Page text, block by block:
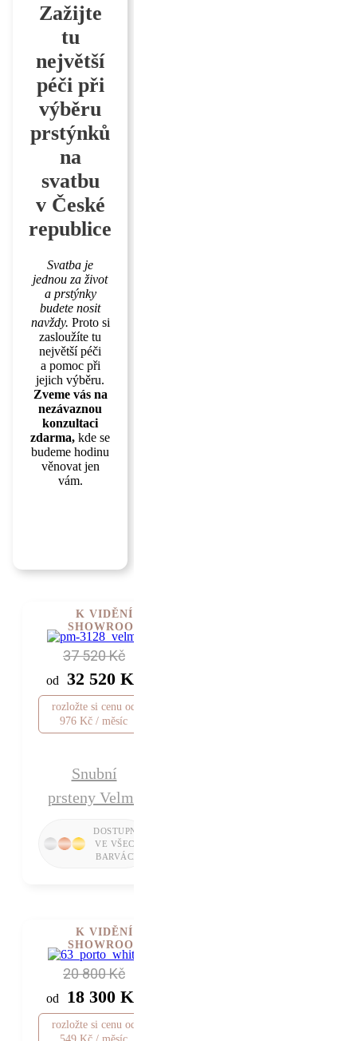
Zažijte
tu
největší
péči při
výběru
prstýnků
na
svatbu
v České
republice
Svatba je
jednou za život
a prstýnky
budete nosit
navždy. Proto si
zasloužíte tu
největší péči
a pomoc při
jejich výběru.
Zveme vás na
nezávaznou
konzultaci
zdarma, kde se
budeme hodinu
věnovat jen
vám.
37 520 Kč
od 32 520 Kč
rozložte si cenu od
976 Kč / měsíc
Snubní
prsteny Velma
K VIDĚNÍ V
SHOWROOMU
20 800 Kč
od 18 300 Kč
rozložte si cenu od
K VIDĚNÍ V
SHOWROOMU